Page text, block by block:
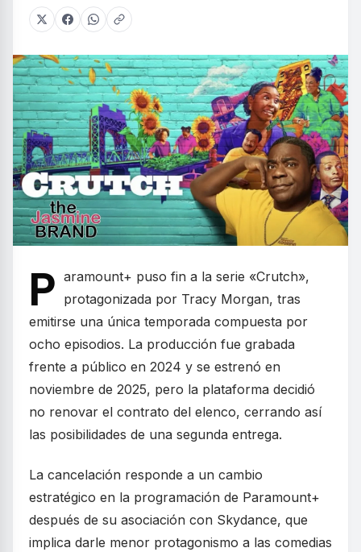
P aramount+ puso fin a la serie «Crutch»,
protagonizada por Tracy Morgan, tras
emitirse una única temporada compuesta por
ocho episodios. La producción fue grabada
frente a público en 2024 y se estrenó en
noviembre de 2025, pero la plataforma decidió
no renovar el contrato del elenco, cerrando así
las posibilidades de una segunda entrega.
La cancelación responde a un cambio
estratégico en la programación de Paramount+
después de su asociación con Skydance, que
implica darle menor protagonismo a las comedias